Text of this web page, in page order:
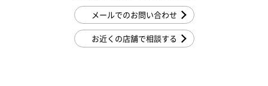
メールでのお問い合わせ
お近くの店舗で相談する